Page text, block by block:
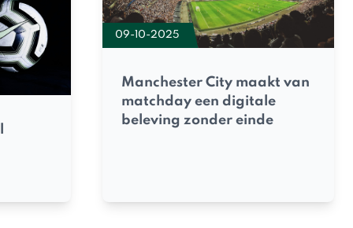
09-10-2025
Manchester City maakt van
matchday een digitale
beleving zonder einde